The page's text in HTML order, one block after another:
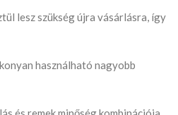
lesz szükség újra vásárlásra, így
használható nagyobb